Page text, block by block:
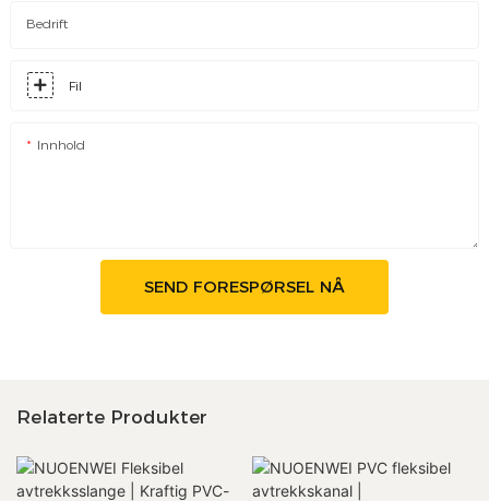
Bedrift
Fil
Innhold
SEND FORESPØRSEL NÅ
Relaterte Produkter